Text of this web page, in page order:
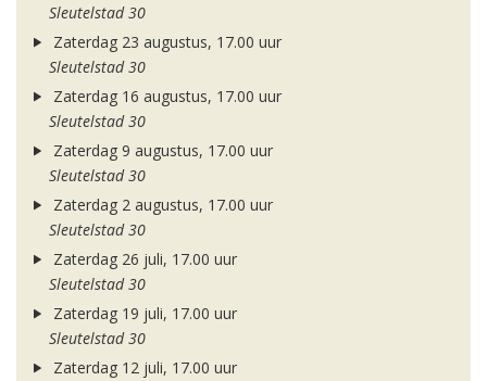
Sleutelstad 30
Zaterdag 23 augustus, 17.00 uur
Sleutelstad 30
Zaterdag 16 augustus, 17.00 uur
Sleutelstad 30
Zaterdag 9 augustus, 17.00 uur
Sleutelstad 30
Zaterdag 2 augustus, 17.00 uur
Sleutelstad 30
Zaterdag 26 juli, 17.00 uur
Sleutelstad 30
Zaterdag 19 juli, 17.00 uur
Sleutelstad 30
Zaterdag 12 juli, 17.00 uur